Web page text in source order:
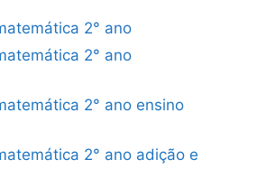
2° ano
2° ano
2° ano ensino
2° ano adição e